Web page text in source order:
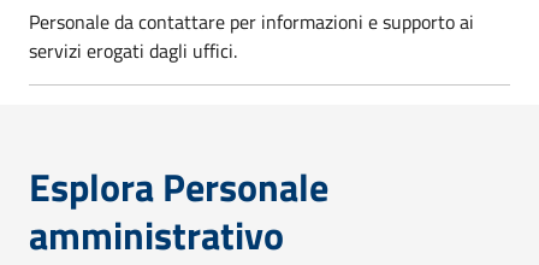
Personale da contattare per informazioni e supporto ai
servizi erogati dagli uffici.
Esplora Personale
amministrativo